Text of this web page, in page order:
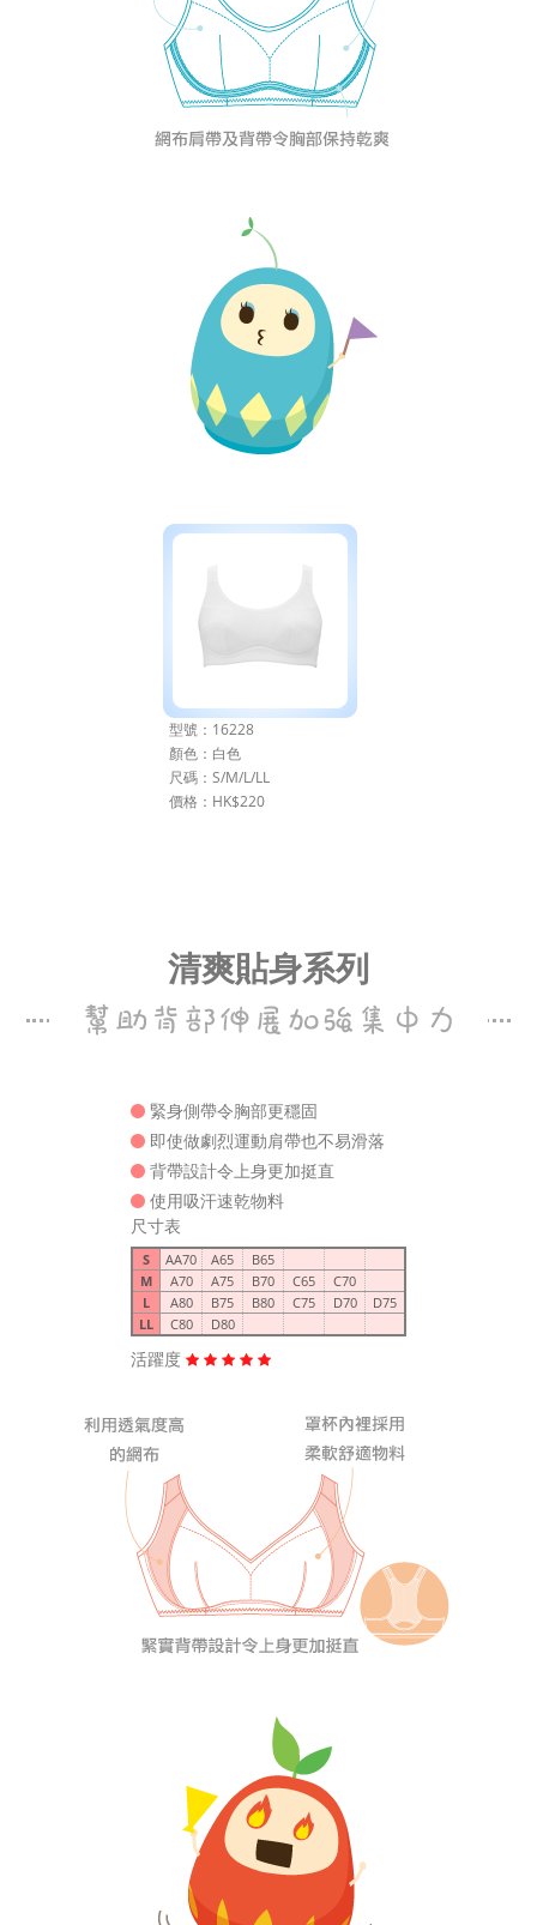
型號：16228
顏色：白色
尺碼：S/M/L/LL
價格：HK$220
清爽貼身系列
緊身側帶令胸部更穩固
即使做劇烈運動肩帶也不易滑落
背帶設計令上身更加挺直
使用吸汗速乾物料
尺寸表
S AA70 A65
B65
M
A70 A75 B70 C65
C70
L
A80 B75 B80 C75 D70
D75
LL
C80 D80
活躍度